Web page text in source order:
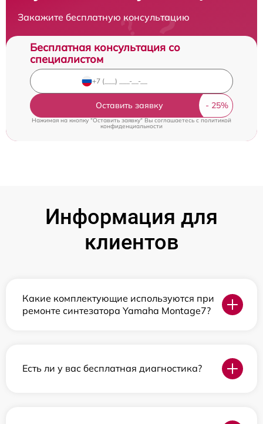
Закажите бесплатную консультацию
Бесплатная консультация со
специалистом
Оставить заявку
Нажимая на кнопку "Оставить заявку" Вы соглашаетесь cполитикой
конфиденциальности
Информация для
клиентов
Какие комплектующие используются при
ремонте синтезатора Yamaha Montage7?
Есть ли у вас бесплатная диагностика?